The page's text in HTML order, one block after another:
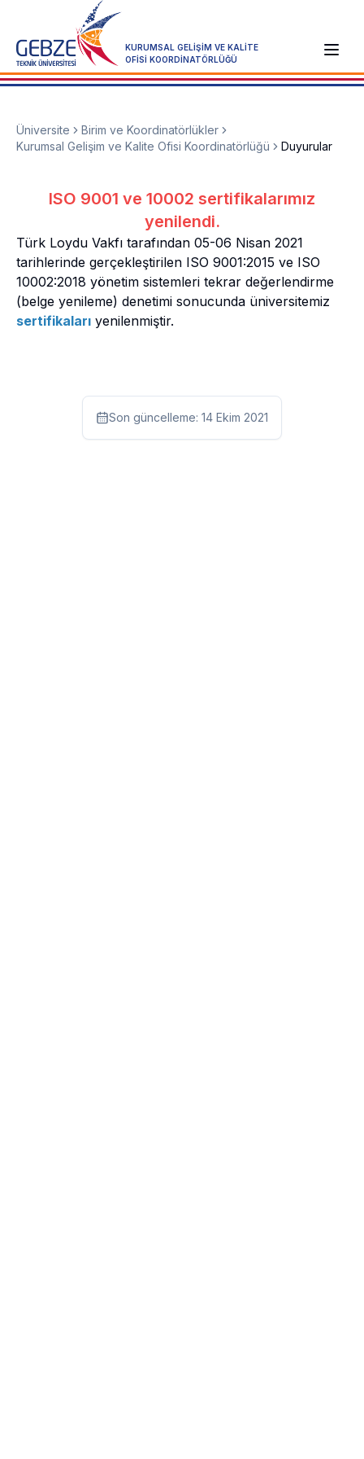
KURUMSAL GELİŞİM VE KALİTE
OFİSİ KOORDİNATÖRLÜĞÜ
Üniversite
Birim ve Koordinatörlükler
Kurumsal Gelişim ve Kalite Ofisi Koordinatörlüğü
Duyurular
ISO 9001 ve 10002 sertifikalarımız
yenilendi.
Türk Loydu Vakfı tarafından 05-06 Nisan 2021
tarihlerinde gerçekleştirilen ISO 9001:2015 ve ISO
10002:2018 yönetim sistemleri tekrar değerlendirme
(belge yenileme) denetimi sonucunda üniversitemiz
sertifikaları yenilenmiştir.
Son güncelleme: 14 Ekim 2021